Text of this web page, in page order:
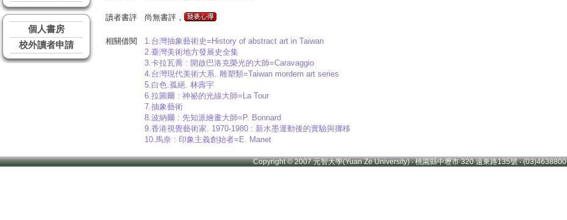
個人書房
校外讀者申請
讀者書評 尚無書評，
相關借閱
1.台灣抽象藝術史=History of abstract art in Taiwan
2.臺灣美術地方發展史全集
3.卡拉瓦喬 : 開啟巴洛克榮光的大師=Caravaggio
4.台灣現代美術大系. 雕塑類=Taiwan mordern art series
5.白色.孤絕. 林壽宇
6.拉圖爾 : 神祕的光線大師=La Tour
7.抽象藝術
8.波納爾 : 先知派繪畫大師=P. Bonnard
9.香港視覺藝術家. 1970-1980 : 新水墨運動後的實驗與挪移
10.馬奈 : 印象主義創始者=E. Manet
Copyright © 2007 元智大學(Yuan Ze University) ‧ 桃園縣中壢市 320 遠東路135號 ‧ (03)4638800